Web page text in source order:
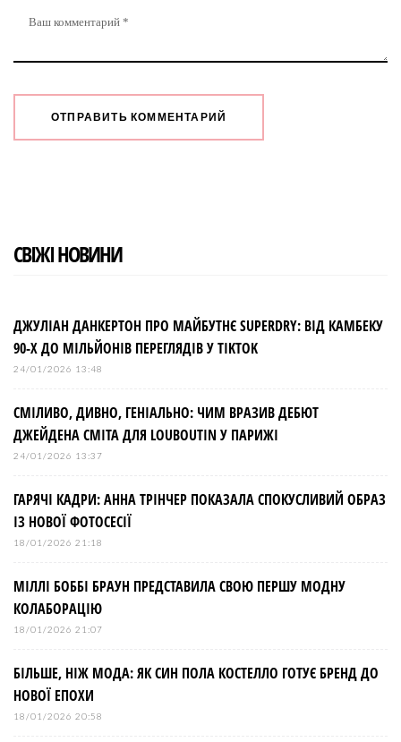
СВІЖІ НОВИНИ
ДЖУЛІАН ДАНКЕРТОН ПРО МАЙБУТНЄ SUPERDRY: ВІД КАМБЕКУ
90-Х ДО МІЛЬЙОНІВ ПЕРЕГЛЯДІВ У TIKTOK
24/01/2026 13:48
СМІЛИВО, ДИВНО, ГЕНІАЛЬНО: ЧИМ ВРАЗИВ ДЕБЮТ
ДЖЕЙДЕНА СМІТА ДЛЯ LOUBOUTIN У ПАРИЖІ
24/01/2026 13:37
ГАРЯЧІ КАДРИ: АННА ТРІНЧЕР ПОКАЗАЛА СПОКУСЛИВИЙ ОБРАЗ
ІЗ НОВОЇ ФОТОСЕСІЇ
18/01/2026 21:18
МІЛЛІ БОББІ БРАУН ПРЕДСТАВИЛА СВОЮ ПЕРШУ МОДНУ
КОЛАБОРАЦІЮ
18/01/2026 21:07
БІЛЬШЕ, НІЖ МОДА: ЯК СИН ПОЛА КОСТЕЛЛО ГОТУЄ БРЕНД ДО
НОВОЇ ЕПОХИ
18/01/2026 20:58